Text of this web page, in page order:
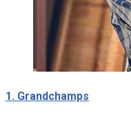
1. Grandchamps